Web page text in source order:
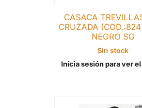
CASACA
CRUZADA
NEGRO SG
Sin stock
Inicia sesión para ver